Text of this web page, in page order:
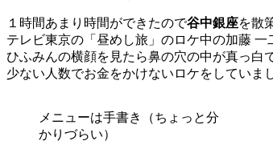
１時間あまり時間ができたので谷中銀座を散
テレビ東京の「昼めし旅」のロケ中の加藤 一
ひふみんの横顔を見たら鼻の穴の中が真っ白
少ない人数でお金をかけないロケをしていま
メニューは手書き（ちょっと分
かりづらい）